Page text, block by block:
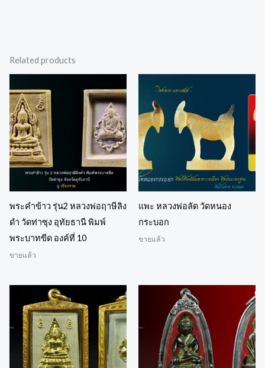
Related products
พระคำข้าว รุ่น2 หลวงพ่อฤาษีลิง
ดำ วัดท่าซุง อุทัยธานี พิมพ์
พระบาทขีด องค์ที่ 10
ขายแล้ว
แพะ หลวงพ่อลัด วัดหนอง
กระบอก
ขายแล้ว